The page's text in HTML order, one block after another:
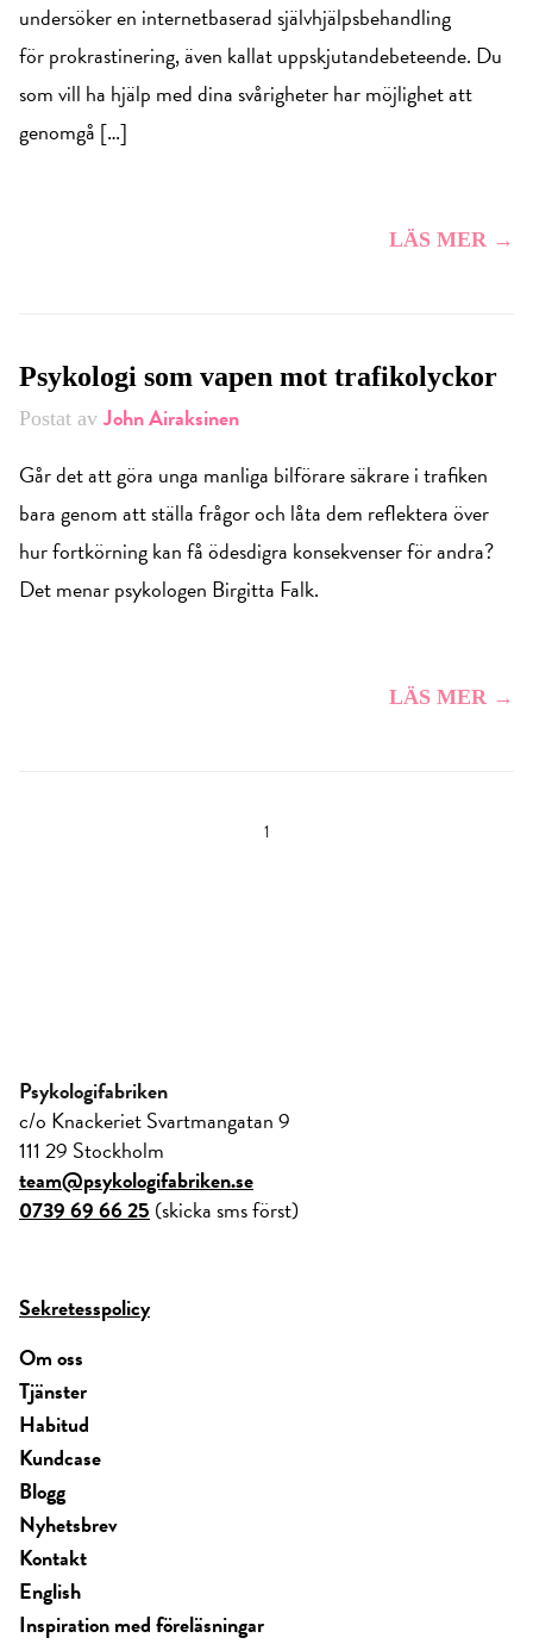
undersöker en internetbaserad självhjälpsbehandling
för prokrastinering, även kallat uppskjutandebeteende. Du
som vill ha hjälp med dina svårigheter har möjlighet att
genomgå […]
LÄS MER →
Psykologi som vapen mot trafikolyckor
Postat avJohn Airaksinen
Går det att göra unga manliga bilförare säkrare i trafiken
bara genom att ställa frågor och låta dem reflektera över
hur fortkörning kan få ödesdigra konsekvenser för andra?
Det menar psykologen Birgitta Falk.
LÄS MER →
1
Psykologifabriken
c/o Knackeriet Svartmangatan 9
111 29 Stockholm
team@psykologifabriken.se
0739 69 66 25 (skicka sms först)
Sekretesspolicy
Om oss
Tjänster
Habitud
Kundcase
Blogg
Nyhetsbrev
Kontakt
English
Inspiration med föreläsningar